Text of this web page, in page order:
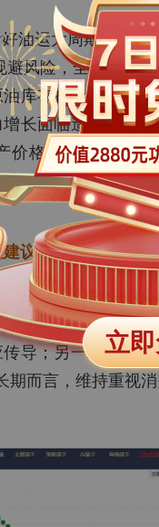
油运大周期。中东
风险，全球油运
库存持续下降至
长面临造船产能
格已进入上升通
、效率损失、补
议坚持“杠铃策略”
通道中，全面修
换。当前投资配置
导；另一端通过
而言，维持重视
立